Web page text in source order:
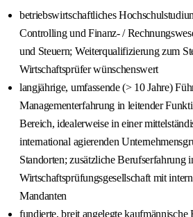
betriebswirtschaftliches
Controlling und Finanz- /
und Steuern; Weiterqualifizierung zum
Wirtschaftsprüfer wünschenswert
langjährige, umfassende (> 10 Jahre)
Managementerfahrung in leitender
Bereich, idealerweise in einer
international agierenden
Standorten; zusätzliche Berufserfahrung
Wirtschaftsprüfungsgesellschaft mit
Mandanten
fundierte, breit angelegte kaufmännische